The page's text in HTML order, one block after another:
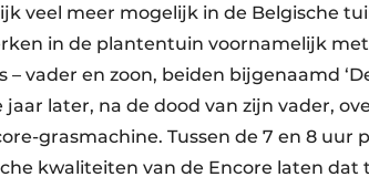
veel meer mogelijk in de Belgische
in de plantentuin voornamelijk
– vader en zoon, beiden bijgenaamd
jaar later, na de dood van zijn vader,
grasmachine. Tussen de 7 en 8 uur
kwaliteiten van de Encore laten dat